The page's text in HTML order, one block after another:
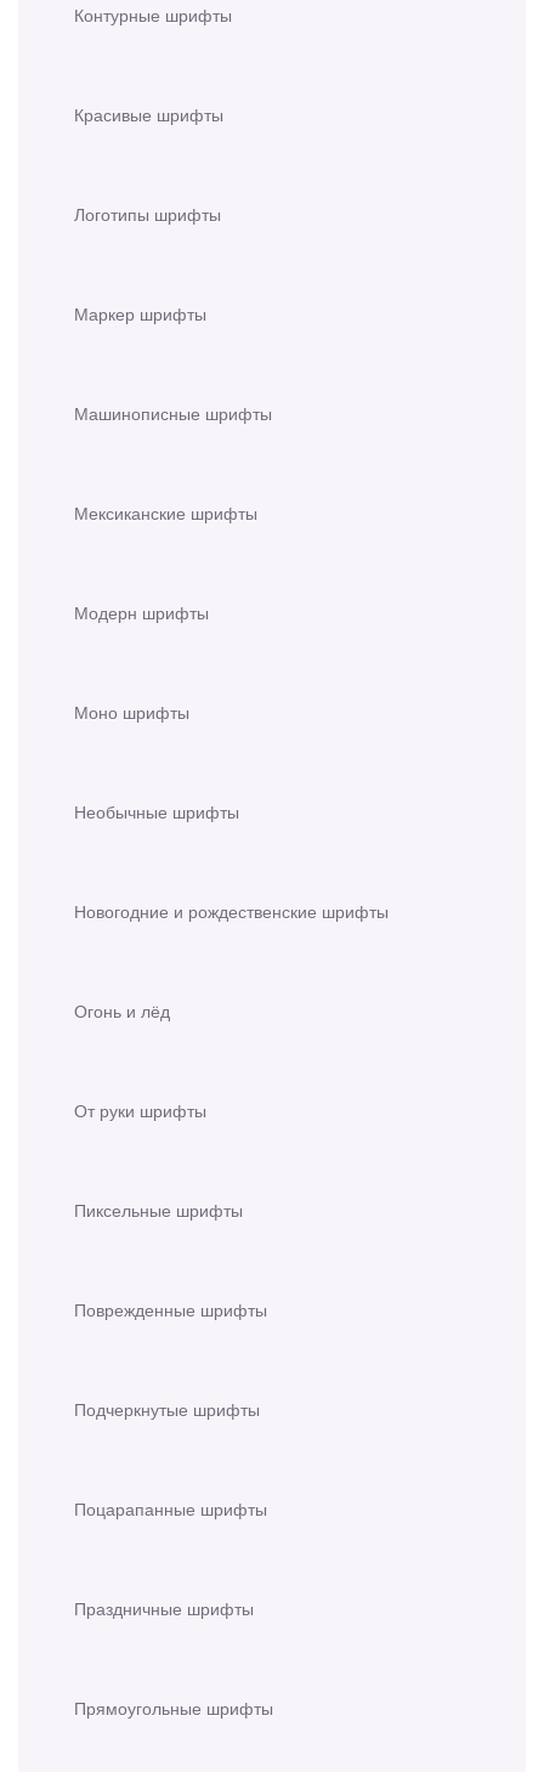
Контурные шрифты
Красивые шрифты
Логотипы шрифты
Маркер шрифты
Машинописные шрифты
Мексиканские шрифты
Модерн шрифты
Моно шрифты
Необычные шрифты
Новогодние и рождественские шрифты
Огонь и лёд
От руки шрифты
Пиксельные шрифты
Поврежденные шрифты
Подчеркнутые шрифты
Поцарапанные шрифты
Праздничные шрифты
Прямоугольные шрифты